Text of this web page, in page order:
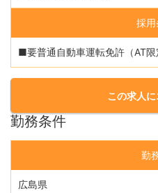
採
■要普通自動車運転免許（AT限
この求人
勤務条件
勤
広島県